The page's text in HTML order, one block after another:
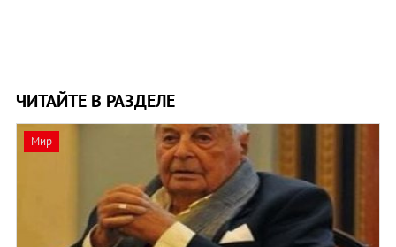
ЧИТАЙТЕ В РАЗДЕЛЕ
Мир